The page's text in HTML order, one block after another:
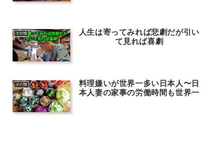
その他
人生は寄ってみれば悲劇だが引い
て見れば喜劇
その他
料理嫌いが世界一多い日本人〜日
本人妻の家事の労働時間も世界一